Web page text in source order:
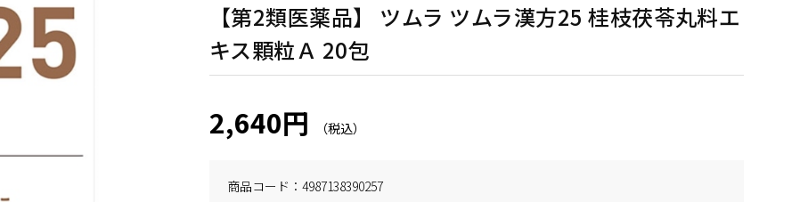
【第2類医薬品】 ツムラ ツムラ漢方25 桂枝茯苓丸料エ
キス顆粒Ａ 20包
2,640円
商品コード
4987138390257